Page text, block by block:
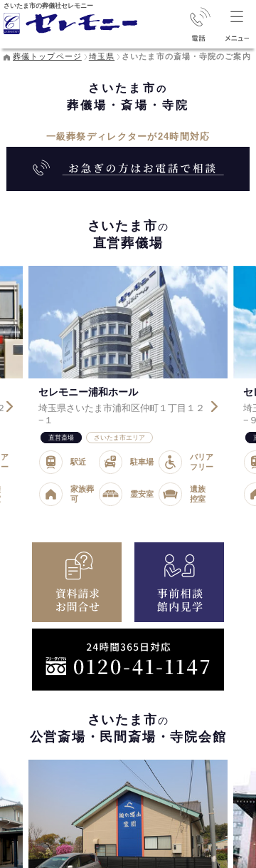
さいたま市の葬儀社セレモニー
葬儀トップページ 埼玉県 さいたま市の斎場・寺院のご案内
さいたま市 の
葬儀場・斎場・寺院
一級葬祭ディレクターが24時間対応
さいたま市の
直営葬儀場
仲町１丁目１２
駐車場
バリア
フリー
霊安室
遺族
控室
セレモニー北浦和ホール
埼玉県さいたま市浦和区北浦和１
直営斎場
駅近 駐車場
家族葬
可
霊安室
さいたま市の
公営斎場・民間斎場・寺院会館